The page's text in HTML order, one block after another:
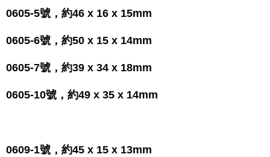
0605-5號，約46 x 16 x 15mm
0605-6號，約50 x 15 x 14mm
0605-7號，約39 x 34 x 18mm
0605-10號，約49 x 35 x 14mm
0609-1號，約45 x 15 x 13mm